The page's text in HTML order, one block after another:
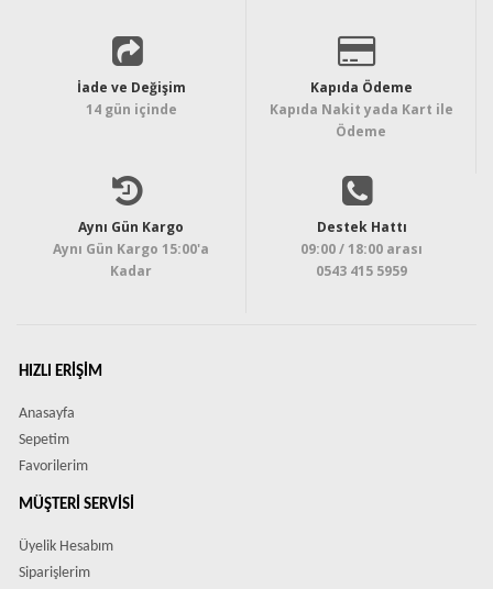
İade ve Değişim
14 gün içinde
Kapıda Ödeme
Kapıda Nakit yada Kart ile
Ödeme
Aynı Gün Kargo
Aynı Gün Kargo 15:00'a
Kadar
Destek Hattı
09:00 / 18:00 arası
0543 415 5959
HIZLI ERIŞIM
Anasayfa
Sepetim
Favorilerim
MÜŞTERI SERVISI
Üyelik Hesabım
Siparişlerim